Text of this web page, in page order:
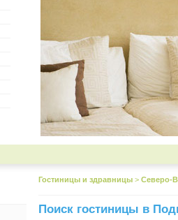
Гостиницы и здравницы > Северо-
Поиск гостиницы в